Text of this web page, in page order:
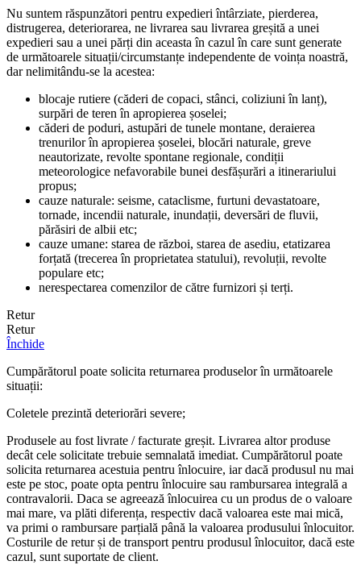
Nu suntem răspunzători pentru expedieri întârziate, pierderea,
distrugerea, deteriorarea, ne livrarea sau livrarea greșită a unei
expedieri sau a unei părți din aceasta în cazul în care sunt generate
de următoarele situații/circumstanțe independente de voința noastră,
dar nelimitându-se la acestea:
blocaje rutiere (căderi de copaci, stânci, coliziuni în lanț),
surpări de teren în apropierea șoselei;
căderi de poduri, astupări de tunele montane, deraierea
trenurilor în apropierea șoselei, blocări naturale, greve
neautorizate, revolte spontane regionale, condiții
meteorologice nefavorabile bunei desfășurări a itinerariului
propus;
cauze naturale: seisme, cataclisme, furtuni devastatoare,
tornade, incendii naturale, inundații, deversări de fluvii,
părăsiri de albii etc;
cauze umane: starea de război, starea de asediu, etatizarea
forțată (trecerea în proprietatea statului), revoluții, revolte
populare etc;
nerespectarea comenzilor de către furnizori și terți.
Retur
Retur
Închide
Cumpărătorul poate solicita returnarea produselor în următoarele
situații:
Coletele prezintă deteriorări severe;
Produsele au fost livrate / facturate greșit. Livrarea altor produse
decât cele solicitate trebuie semnalată imediat. Cumpărătorul poate
solicita returnarea acestuia pentru înlocuire, iar dacă produsul nu mai
este pe stoc, poate opta pentru înlocuire sau rambursarea integrală a
contravalorii. Daca se agreează înlocuirea cu un produs de o valoare
mai mare, va plăti diferența, respectiv dacă valoarea este mai mică,
va primi o rambursare parțială până la valoarea produsului înlocuitor.
Costurile de retur și de transport pentru produsul înlocuitor, dacă este
cazul, sunt suportate de client.